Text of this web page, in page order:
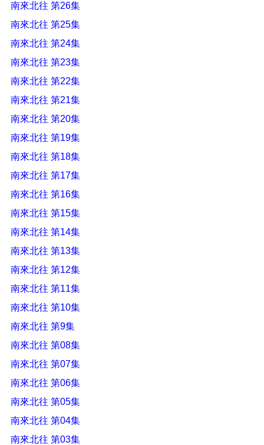
南來北往 第26集
南來北往 第25集
南來北往 第24集
南來北往 第23集
南來北往 第22集
南來北往 第21集
南來北往 第20集
南來北往 第19集
南來北往 第18集
南來北往 第17集
南來北往 第16集
南來北往 第15集
南來北往 第14集
南來北往 第13集
南來北往 第12集
南來北往 第11集
南來北往 第10集
南來北往 第9集
南來北往 第08集
南來北往 第07集
南來北往 第06集
南來北往 第05集
南來北往 第04集
南來北往 第03集